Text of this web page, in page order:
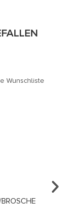
Wunschliste